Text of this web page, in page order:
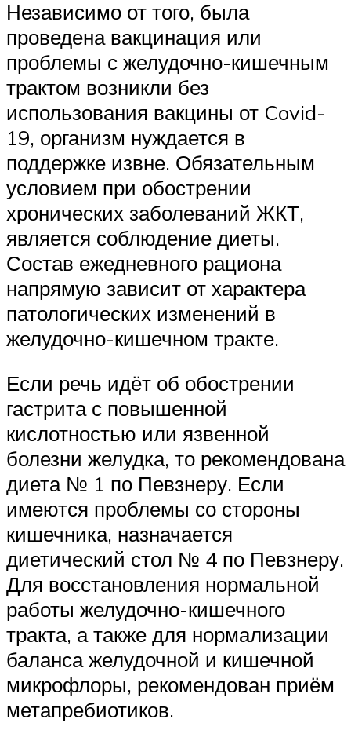
Независимо от того, была
проведена вакцинация или
проблемы с желудочно-кишечным
трактом возникли без
использования вакцины от Covid-
19, организм нуждается в
поддержке извне. Обязательным
условием при обострении
хронических заболеваний ЖКТ,
является соблюдение диеты.
Состав ежедневного рациона
напрямую зависит от характера
патологических изменений в
желудочно-кишечном тракте.
Если речь идёт об обострении
гастрита с повышенной
кислотностью или язвенной
болезни желудка, то рекомендована
диета № 1 по Певзнеру. Если
имеются проблемы со стороны
кишечника, назначается
диетический стол № 4 по Певзнеру.
Для восстановления нормальной
работы желудочно-кишечного
тракта, а также для нормализации
баланса желудочной и кишечной
микрофлоры, рекомендован приём
метапребиотиков.